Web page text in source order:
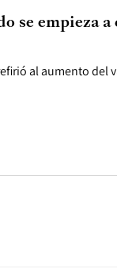
al aumento del
se empieza